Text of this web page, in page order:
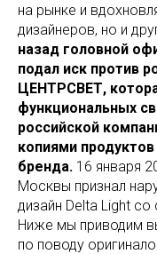
на рынке и
дизайнеров, но и
назад головной
подал иск против
ЦЕНТРСВЕТ,
функциональных
российской
копиями
бренда. 16 января
Москвы признал
дизайн Delta Light
Ниже мы приводим
по поводу